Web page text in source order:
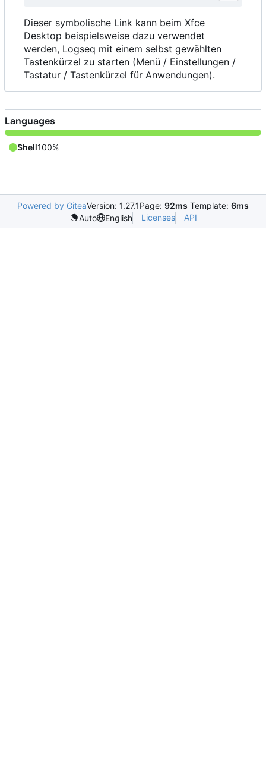
Dieser symbolische Link kann beim Xfce
Desktop beispielsweise dazu verwendet
werden, Logseq mit einem selbst gewählten
Tastenkürzel zu starten (Menü / Einstellungen /
Tastatur / Tastenkürzel für Anwendungen).
Languages
Shell100%
Powered by GiteaVersion: 1.27.1Page: 92ms Template: 6ms
Auto
English Licenses API